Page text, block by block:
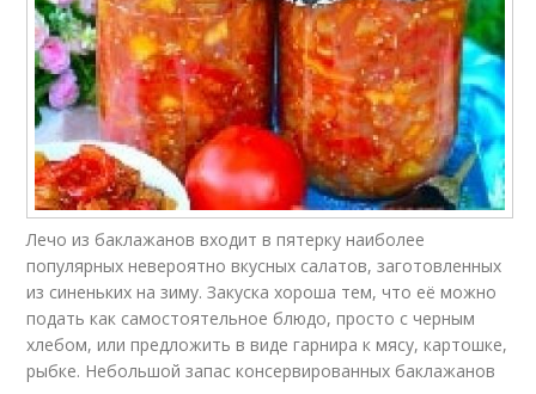
Лечо из баклажанов входит в пятерку наиболее
популярных невероятно вкусных салатов, заготовленных
из синеньких на зиму. Закуска хороша тем, что её можно
подать как самостоятельное блюдо, просто с черным
хлебом, или предложить в виде гарнира к мясу, картошке,
рыбке. Небольшой запас консервированных баклажанов